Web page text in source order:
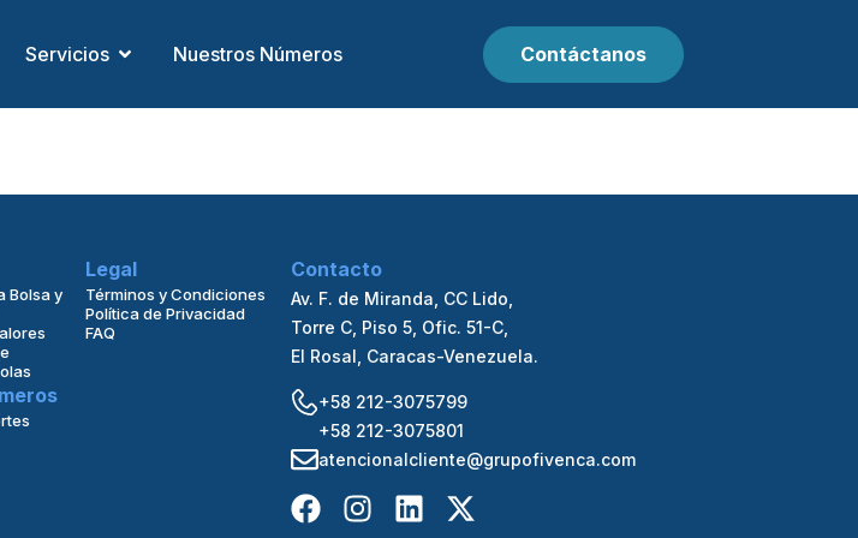
Servicios Nuestros Números Contáctanos
Bolsa y
Legal
Términos y Condiciones
Política de Privacidad
FAQ
Contacto
Av. F. de Miranda, CC Lido,
Torre C, Piso 5, Ofic. 51-C,
El Rosal, Caracas-Venezuela.
+58 212-3075799
+58 212-3075801
atencionalcliente@grupofivenca.com